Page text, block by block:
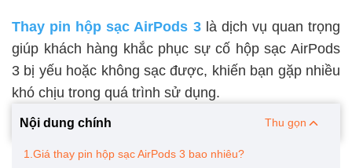
Thay pin hộp sạc AirPods 3là dịch vụ quan trọng
giúp khách hàng khắc phục sự cố hộp sạc AirPods
3 bị yếu hoặc không sạc được, khiến bạn gặp nhiều
khó chịu trong quá trình sử dụng.
Nội dung chính Thu gọn
1.Giá thay pin hộp sạc AirPods 3 bao nhiêu?